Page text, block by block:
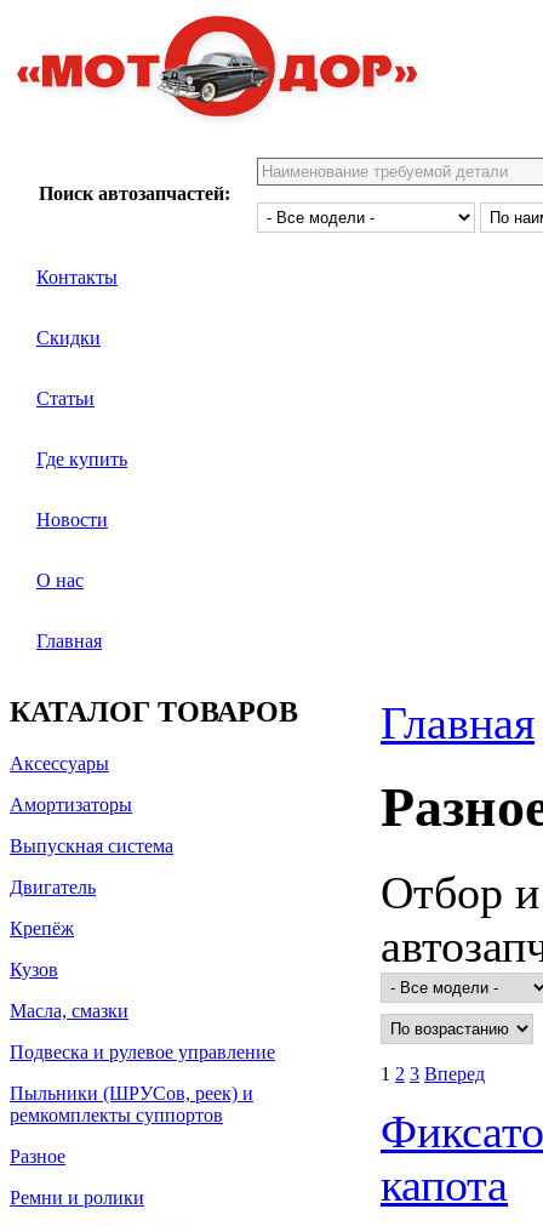
Поиск автозапчастей:
Контакты
Скидки
Статьи
Где купить
Новости
О нас
Главная
КАТАЛОГ ТОВАРОВ
Аксессуары
Амортизаторы
Выпускная система
Двигатель
Крепёж
Кузов
Масла, смазки
Подвеска и рулевое управление
Пыльники (ШРУСов, реек) и
ремкомплекты суппортов
Разное
Ремни и ролики
Главная
Отбор
1 2 3 Вперед
капота